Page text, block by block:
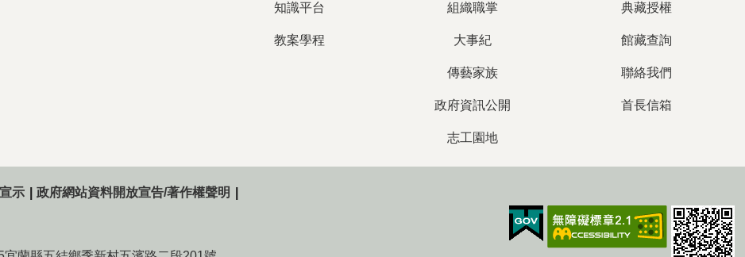
知識平台
教案學程
組織職掌
大事紀
傳藝家族
政府資訊公開
志工園地
典藏授權
館藏查詢
聯絡我們
首長信箱
示 政府網站資料開放宣告/著作權聲明